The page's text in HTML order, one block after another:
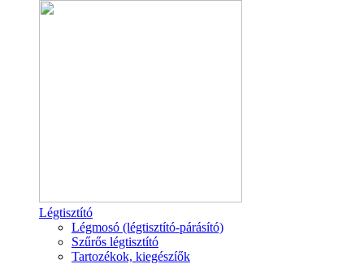
Légtisztító
Légmosó (légtisztító-párásító)
Szűrős légtisztító
Tartozékok, kiegészíők